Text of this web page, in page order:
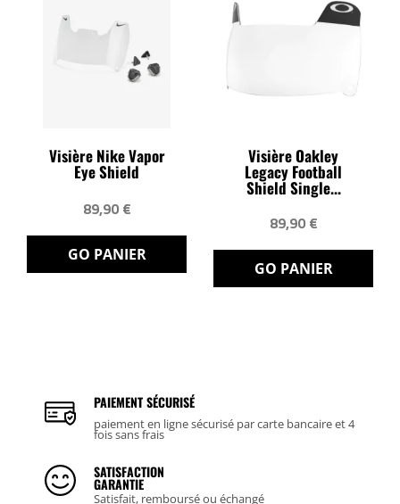
Visière Nike Vapor
Eye Shield
89,90 €
GO PANIER
Visière Oakley
Legacy Football
Shield Single...
89,90 €
GO PANIER
PAIEMENT SÉCURISÉ
paiement en ligne sécurisé par carte bancaire et 4
fois sans frais
SATISFACTION
GARANTIE
Satisfait, remboursé ou échangé